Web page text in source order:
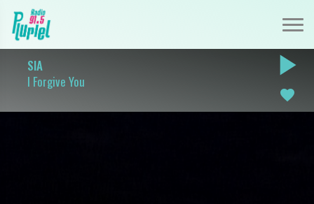
SIA
I Forgive You
play_arrow
favorite